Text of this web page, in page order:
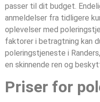
passer til dit budget.
anmeldelser fra tidligere
oplevelser med
faktorer i betragtning kan
poleringstjeneste i
en skinnende ren og
Priser for